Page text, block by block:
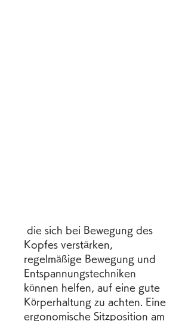
Kopfes verstärken,
regelmäßige Bewegung und
Entspannungstechniken
können helfen, auf eine gute
Körperhaltung zu achten. Eine
ergonomische Sitzposition am